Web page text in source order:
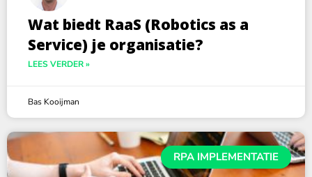
Wat biedt RaaS (Robotics as a
Service) je organisatie?
LEES VERDER »
Bas Kooijman
RPA IMPLEMENTATIE